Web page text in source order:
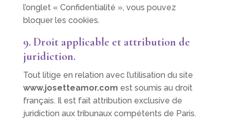
l’onglet « Confidentialité », vous pouvez
bloquer les cookies.
9. Droit applicable et attribution de
juridiction.
Tout litige en relation avec l’utilisation du site
www.josetteamor.com est soumis au droit
français. Il est fait attribution exclusive de
juridiction aux tribunaux compétents de Paris.